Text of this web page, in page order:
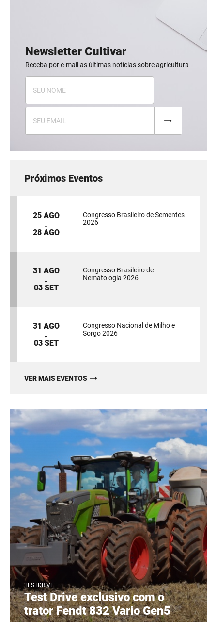
Newsletter Cultivar
Receba por e-mail as últimas notícias sobre agricultura
Próximos Eventos
25 AGO
28 AGO
Congresso Brasileiro de Sementes
2026
31 AGO
03 SET
Congresso Brasileiro de
Nematologia 2026
31 AGO
03 SET
Congresso Nacional de Milho e
Sorgo 2026
VER MAIS EVENTOS
TESTDRIVE
Test Drive exclusivo com o
trator Fendt 832 Vario Gen5